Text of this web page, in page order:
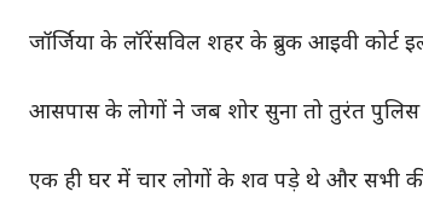
जॉर्जिया के लॉरेंसविल शहर के ब्रुक आइवी
आसपास के लोगों ने जब शोर सुना तो तुरंत पुलिस
एक ही घर में चार लोगों के शव पड़े थे और सभी